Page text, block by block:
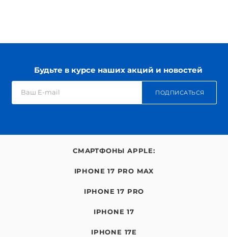
Будьте в курсе наших акций и новостей
ПОДПИСАТЬСЯ
СМАРТФОНЫ APPLE:
IPHONE 17 PRO MAX
IPHONE 17 PRO
IPHONE 17
IPHONE 17E